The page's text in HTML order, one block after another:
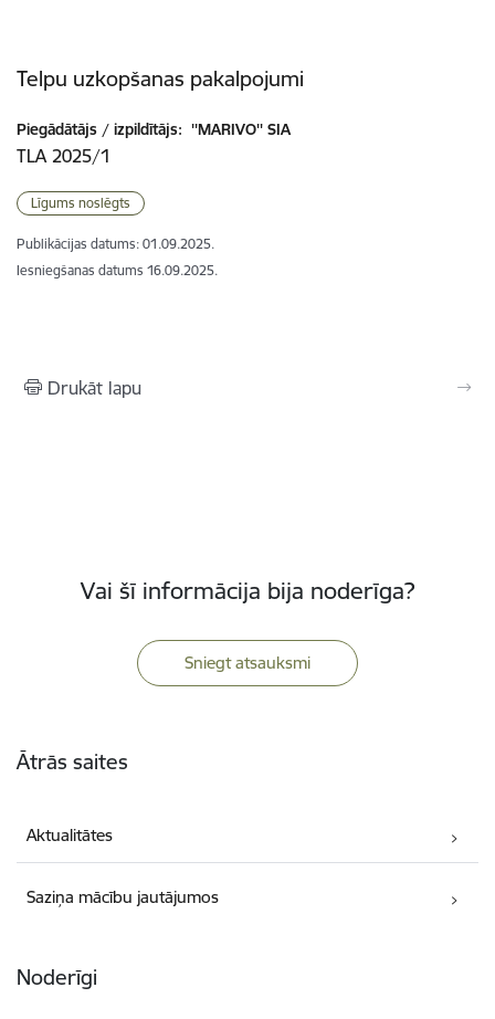
Telpu uzkopšanas pakalpojumi
Piegādātājs / izpildītājs: ''MARIVO'' SIA
TLA 2025/1
Līgums noslēgts
Publikācijas datums: 01.09.2025.
Iesniegšanas datums 16.09.2025.
Drukāt lapu
Vai šī informācija bija noderīga?
Sniegt atsauksmi
Ātrās saites
Aktualitātes
Saziņa mācību jautājumos
Noderīgi